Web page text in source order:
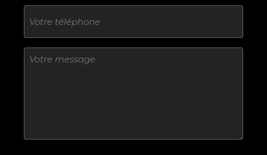
Téléphone
Sans
titre